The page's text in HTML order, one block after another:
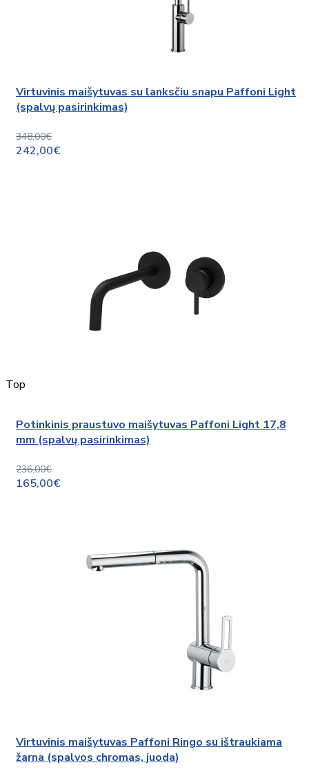
Virtuvinis maišytuvas su lanksčiu snapu Paffoni Light
(spalvų pasirinkimas)
348,00€
242,00€
Top
Potinkinis praustuvo maišytuvas Paffoni Light 17,8
mm (spalvų pasirinkimas)
236,00€
165,00€
Virtuvinis maišytuvas Paffoni Ringo su ištraukiama
žarna (spalvos chromas, juoda)